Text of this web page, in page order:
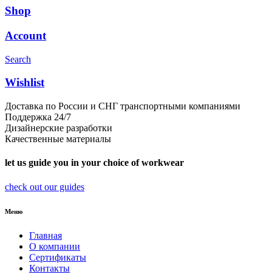
Shop
Account
Search
Wishlist
Доставка по России и СНГ транспортными компаниями
Поддержка 24/7
Дизайнерские разработки
Качественные материалы
let us guide you in your choice of workwear
check out our guides
Меню
Главная
О компании
Сертификаты
Контакты